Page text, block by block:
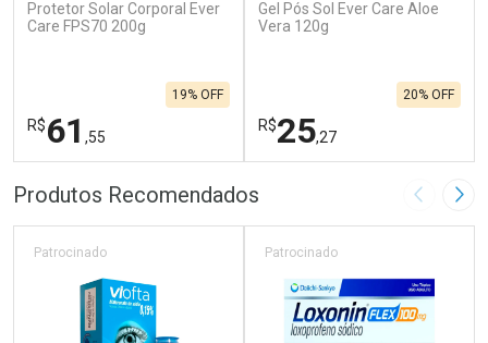
Protetor Solar Corporal Ever
Care FPS70 200g
R$61 ,55
19% OFF
FECHAR
Laboratório
FECHAR
Por Menos
Gel Pós Sol Ever Care Aloe
Vera 120g
R$25,27
20% OFF
Laboratório
Por Menos
Produtos Recomendados Imagem
Patrocinado Patrocinado